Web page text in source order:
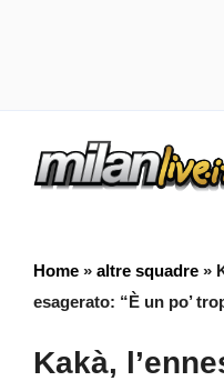
Home » altre squadre »
esagerato: “È un po’
Kakà,